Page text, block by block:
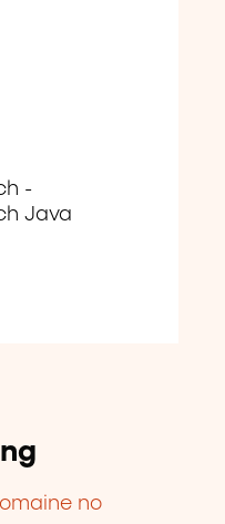
-
Java
no